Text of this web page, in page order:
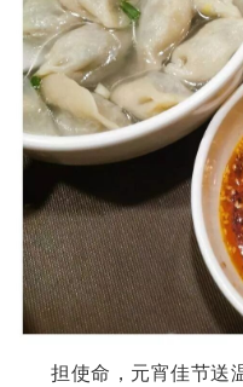
担使命，元宵佳节送